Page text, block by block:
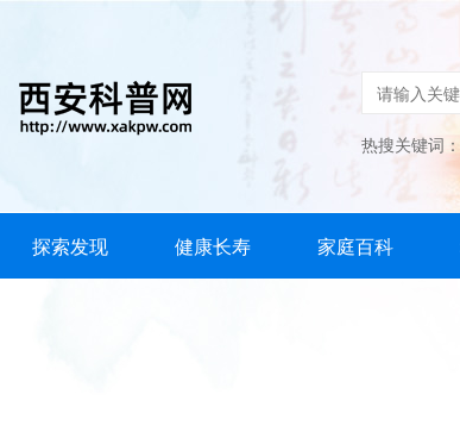
热搜关键词：
探索发现 健康长寿 家庭百科